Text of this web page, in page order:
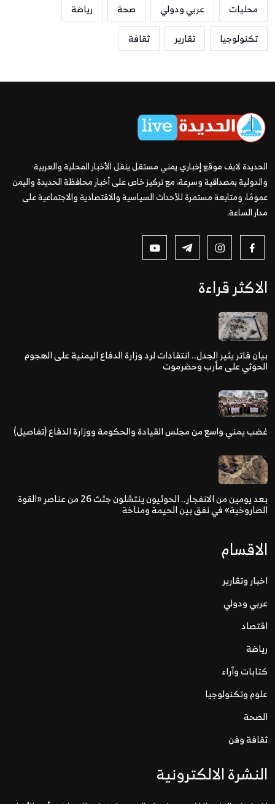
محليات
عربي ودولي صحة
رياضة
تكنولوجيا
تقارير ثقافة
الحديدة لايف موقع إخباري يمني مستقل ينقل الأخبار المحلية والعربية
والدولية بمصداقية وسرعة، مع تركيز خاص على أخبار محافظة الحديدة واليمن
عمومًا، ومتابعة مستمرة للأحداث السياسية والاقتصادية والاجتماعية على
مدار الساعة.
الاكثر قراءة
بيان فاتر يثير الجدل.. انتقادات لرد وزارة الدفاع اليمنية على الهجوم
الحوثي على مأرب وحضرموت
غضب يمني واسع من مجلس القيادة والحكومة ووزارة الدفاع (تفاصيل)
بعد يومين من الانفجار.. الحوثيون ينتشلون جثث 26 من عناصر «القوة
الصاروخية» في نفق بين الحيمة ومناخة
الاقسام
اخبار وتقارير
عربي ودولي
اقتصاد
رياضة
كتابات وآراء
علوم وتكنولوجيا
الصحة
ثقافة وفن
النشرة الالكترونية